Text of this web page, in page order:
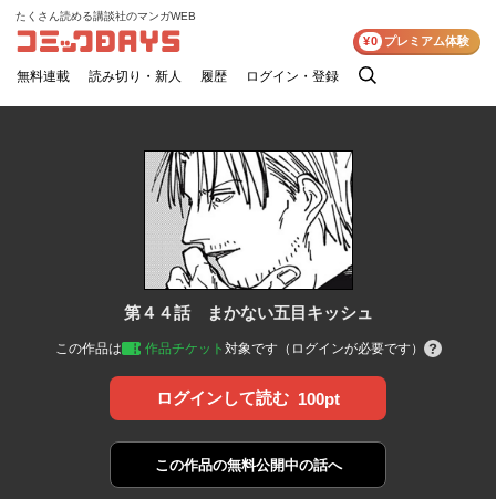
コミックDAYS
たくさん読める講談社のマンガWEB
無料連載 読み切り・新人 履歴 ログイン・登録
検
¥0 プレミアム体験
第４４話 まかない五目キッシュ
この作品は 作品チケット 対象です（ログインが必要です）
ログインして読む 100pt
この作品の無料公開中の話へ